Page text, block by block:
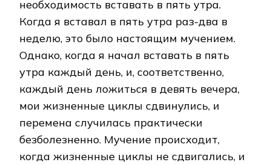
необходимость вставать в пять утра.
Когда я вставал в пять утра раз-два в
неделю, это было настоящим мучением.
Однако, когда я начал вставать в пять
утра каждый день, и, соответственно,
каждый день ложиться в девять вечера,
мои жизненные циклы сдвинулись, и
перемена случилась практически
безболезненно. Мучение происходит,
когда жизненные циклы не сдвигались, и